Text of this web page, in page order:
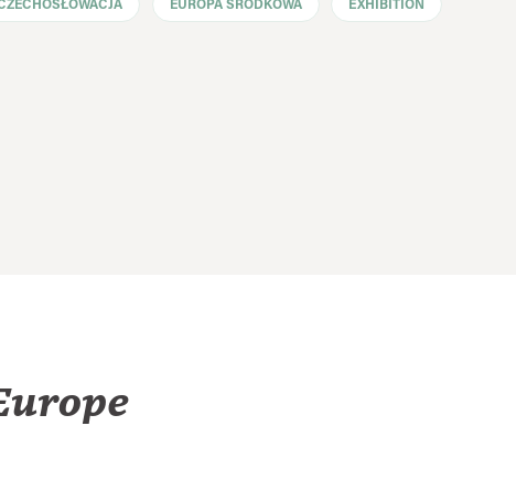
EUROPA ŚRODKOWA EXHIBITION